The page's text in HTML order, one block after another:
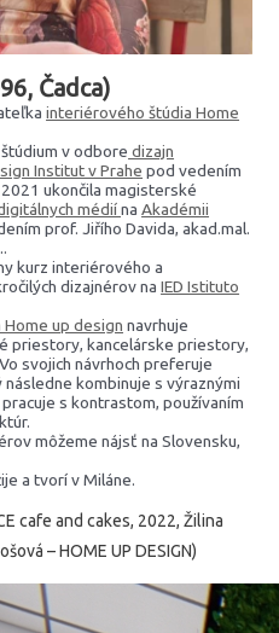
Čadca)
interiérového štúdia Home
v odbore dizajn
Institut v Prahe pod vedením
ukončila magisterské
médiínaAkadémii
prof. Jiřího Davida, akad.mal.
kurz interiérového a
dizajnérov naIED Istituto
Home up design navrhuje
priestory, kancelárske priestory,
svojich návrhoch preferuje
kombinuje s výraznými
s kontrastom, používaním
môžeme nájsť na Slovensku,
a tvorí v Miláne.
cafe and cakes, 2022, Žilina
– HOME UP DESIGN)